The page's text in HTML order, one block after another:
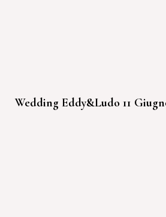
Wedding Eddy&Ludo 11